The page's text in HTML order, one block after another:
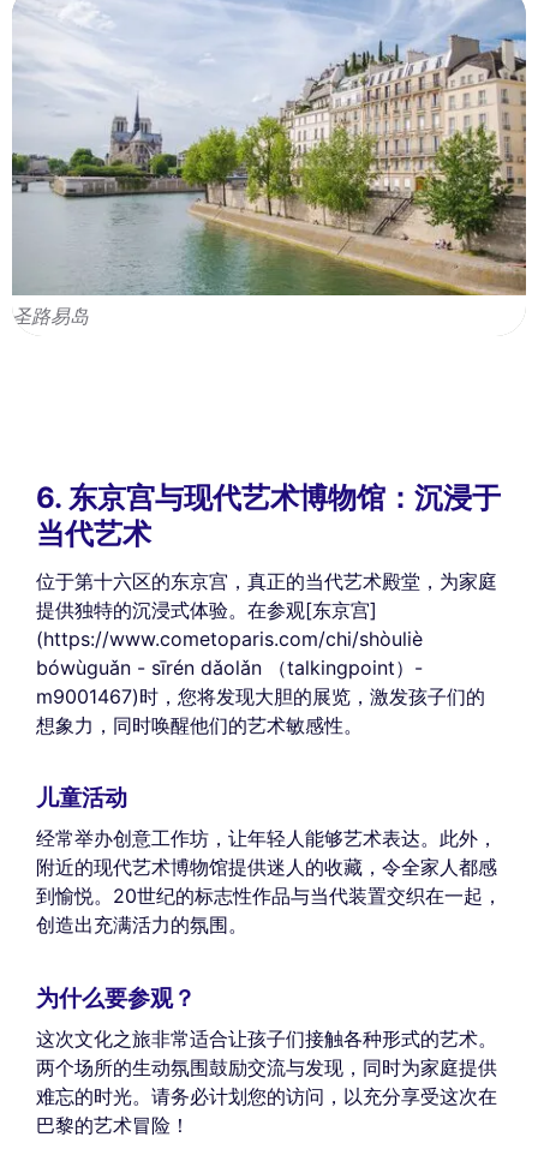
圣路易岛
6. 东京宫与现代艺术博物馆：沉浸于
当代艺术
位于第十六区的东京宫，真正的当代艺术殿堂，为家庭
提供独特的沉浸式体验。在参观[东京宫]
(https://www.cometoparis.com/chi/shòuliè
bówùguǎn - sīrén dǎolǎn （talkingpoint）-
m9001467)时，您将发现大胆的展览，激发孩子们的
想象力，同时唤醒他们的艺术敏感性。
儿童活动
经常举办创意工作坊，让年轻人能够艺术表达。此外，
附近的现代艺术博物馆提供迷人的收藏，令全家人都感
到愉悦。20世纪的标志性作品与当代装置交织在一起，
创造出充满活力的氛围。
为什么要参观？
这次文化之旅非常适合让孩子们接触各种形式的艺术。
两个场所的生动氛围鼓励交流与发现，同时为家庭提供
难忘的时光。请务必计划您的访问，以充分享受这次在
巴黎的艺术冒险！